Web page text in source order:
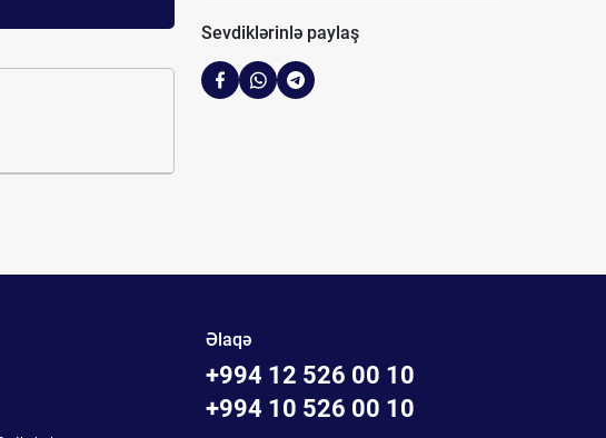
Sevdiklərinlə paylaş
Əlaqə
+994 12 526 00 10
+994 10 526 00 10